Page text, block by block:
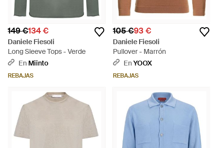
149 €134 €
Daniele Fiesoli
Long Sleeve Tops - Verde
En Miinto
REBAJAS
105 €93 €
Daniele Fiesoli
Pullover - Marrón
EnYOOX
REBAJAS